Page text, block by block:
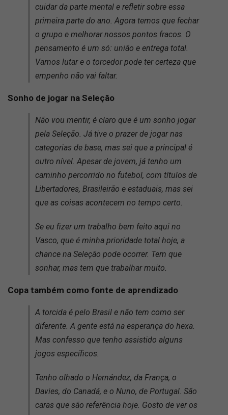
cuidar da parte mental e refletir sobre essa
primeira parte do ano. Agora temos que fechar
o grupo e melhorar nossos pontos fracos. O
pensamento é um só: união e entrega total.
Vamos lutar e o torcedor pode ter certeza que
empenho não vai faltar.
Sonho de jogar na Seleção
Não vou mentir, é claro que é um sonho jogar
pela Seleção. Já tive o prazer de jogar nas
categorias de base, mas sei que a principal é
outro nível. Apesar de jovem, já tenho um
caminho percorrido no futebol, com títulos de
Libertadores, Brasileirão e estaduais, mas sei
que as coisas acontecem no tempo certo.
Se eu fizer um trabalho bem feito aqui no
Vasco, que é minha prioridade total hoje, a
chance na Seleção pode ocorrer. Tem que
sonhar, mas tem que trabalhar muito.
Copa também como fonte de aprendizado
A torcida é pelo Brasil e não tem como ser
diferente. A gente está na esperança do hexa.
Mas confesso que tenho assistido alguns
jogos específicos.
Tenho olhado o Hernández, da França, o
Davies, do Canadá, e o Nuno, de Portugal. São
caras que são referência hoje. Gosto de ver os